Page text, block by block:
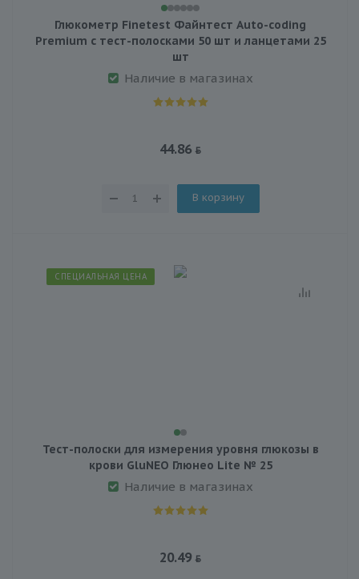
Глюкометр Finetest Файнтест Auto-coding
Premium с тест-полосками 50 шт и ланцетами 25
шт
Наличие в магазинах
44.86
В корзину
СПЕЦИАЛЬНАЯ ЦЕНА
Тест-полоски для измерения уровня глюкозы в
крови GluNEO Глюнео Lite № 25
Наличие в магазинах
20.49